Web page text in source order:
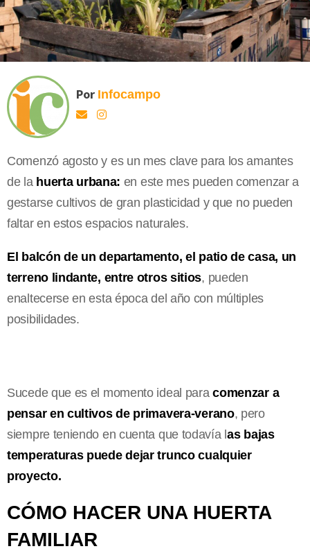
Por Infocampo
Comenzó agosto y es un mes clave para los amantes
de la huerta urbana: en este mes pueden comenzar a
gestarse cultivos de gran plasticidad y que no pueden
faltar en estos espacios naturales.
El balcón de un departamento, el patio de casa, un
terreno lindante, entre otros sitios, pueden
enaltecerse en esta época del año con múltiples
posibilidades.
Sucede que es el momento ideal paracomenzar a
pensar en cultivos de primavera-verano, pero
siempre teniendo en cuenta que todavía las bajas
temperaturas puede dejar trunco cualquier
proyecto.
CÓMO HACER UNA HUERTA
FAMILIAR